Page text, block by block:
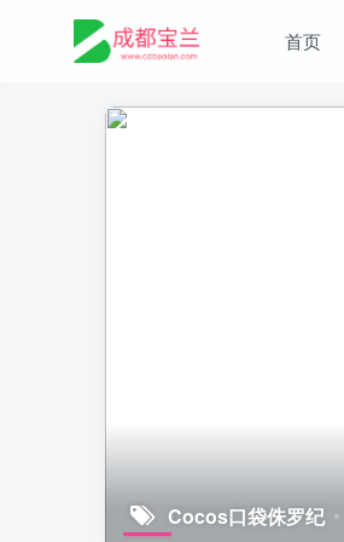
首页
Cocos口袋侏罗纪